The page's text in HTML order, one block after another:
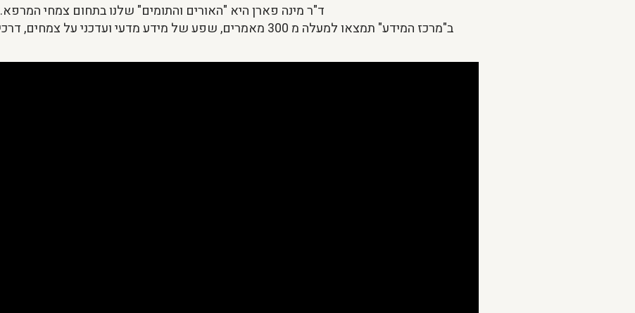
ד"ר מינה פארן היא "האורים והתומים" שלנו בתחום צמחי המרפא.
ב"מרכז המידע" תמצאו למעלה מ 300 מאמרים, שפע של מידע מדעי ועדכני על צמחים, דרכי הטיפול ונושאים כלליים.